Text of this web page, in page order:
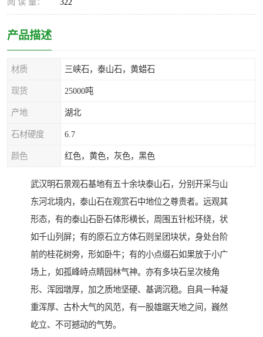
产品描述
材质 三峡石，泰山石，黄蜡石
现货 25000吨
产地 湖北
石材硬度 6.7
颜色 红色，黄色，灰色，黑色
武汉明石景观石基地有五十余块泰山石，分别开采与山
东河北境内，泰山石在观赏石中地位之尊贵者。远观其
形态，有的泰山石卧石体形横长，周围五针松环绕，状
如千山列屏；有的原石立方体石则呈团块状，身处台阶
前的桂花树旁，形如卧牛；有的小点缀石如果放于小广
场上，如孤峰峙点睛园林气神。亦有多块石呈次棱角
形、浑园墩厚，加之质地坚硬、基调沉稳。自具一种凝
重浑厚、古朴大气的风范，有一股雄踞天地之间，巍然
屹立、不可撼动的气势。